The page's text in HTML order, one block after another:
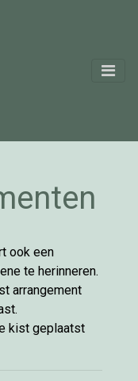
ook een
te herinneren.
arrangement
kist geplaatst